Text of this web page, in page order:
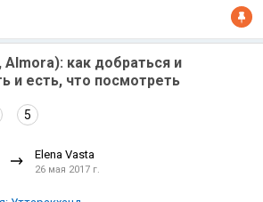
как добраться и
и есть, что посмотреть
5
Elena Vasta
26 мая 2017 г.